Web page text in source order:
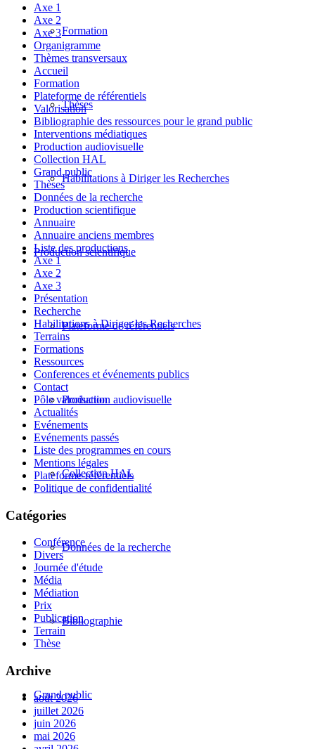
Formation
Thèses
Habilitations à Diriger les Recherches
Production scientifique
Plateforme de référentiels
Production audiovisuelle
Collection HAL
Données de la recherche
Bibliographie
Grand public
Axe 1
Axe 2
Axe 3
Organigramme
Thèmes transversaux
Accueil
Formation
Plateforme de référentiels
Valorisation
Bibliographie des ressources pour le grand public
Interventions médiatiques
Production audiovisuelle
Collection HAL
Grand public
Thèses
Données de la recherche
Production scientifique
Annuaire
Annuaire anciens membres
Liste des productions
Axe 1
Axe 2
Axe 3
Présentation
Recherche
Habilitations à Diriger les Recherches
Terrains
Formations
Ressources
Conferences et événements publics
Contact
Pôle valorisation
Actualités
Evénements
Evénements passés
Liste des programmes en cours
Mentions légales
Plateforme-référentiels
Politique de confidentialité
Catégories
Conférence
Divers
Journée d'étude
Média
Médiation
Prix
Publication
Terrain
Thèse
Archive
août 2026
juillet 2026
juin 2026
mai 2026